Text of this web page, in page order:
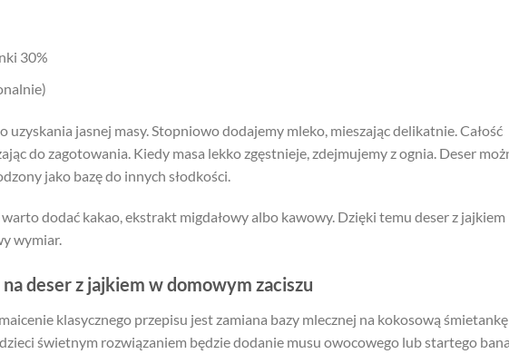
30%
uzyskania jasnej masy. Stopniowo dodajemy mleko, mieszając delikatnie. Całość
do zagotowania. Kiedy masa lekko zgęstnieje, zdejmujemy z ognia. Deser
jako bazę do innych słodkości.
warto dodać kakao, ekstrakt migdałowy albo kawowy. Dzięki temu deser z jajkiem
wymiar.
deser z jajkiem w domowym zaciszu
klasycznego przepisu jest zamiana bazy mlecznej na kokosową śmietankę
świetnym rozwiązaniem będzie dodanie musu owocowego lub startego